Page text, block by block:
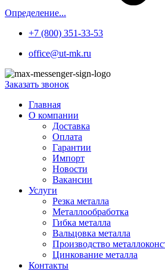
Определение...
+7 (800) 351-33-53
office@ut-mk.ru
Заказать звонок
Главная
О компании
Доставка
Оплата
Гарантии
Импорт
Новости
Вакансии
Услуги
Резка металла
Металлообработка
Гибка металла
Вальцовка металла
Производство
Цинкование металла
Контакты